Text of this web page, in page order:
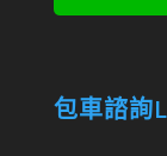
包車諮詢